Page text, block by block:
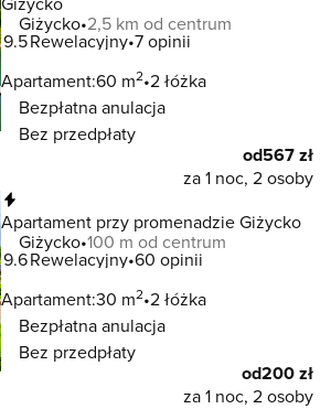
Giżycko 2,5 km od centrum
9.5Rewelacyjny 7 opinii
Apartament:60 m2 2 łóżka
Bezpłatna anulacja
Bez przedpłaty
od567 zł
za 1 noc, 2 osoby
Apartament przy promenadzie Giżycko
Giżycko 100 m od centrum
9.6Rewelacyjny 60 opinii
Apartament:30 m2 2 łóżka
Bezpłatna anulacja
Bez przedpłaty
od200 zł
za 1 noc, 2 osoby